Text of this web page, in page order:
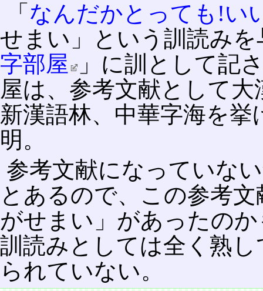
「 なんだかとっても!い
せまい」という訓読み
字部屋
」に訓として記
屋は、参考文献として
新漢語林、中華字海を
明。
参考文献になっていな
とあるので、この参考
がせまい」があったの
訓読みとしては全く熟
られていない。